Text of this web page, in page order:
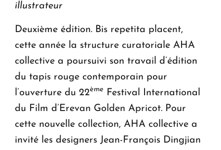
illustrateur
Deuxième édition. Bis repetita placent,
cette année la structure curatoriale AHA
collective a poursuivi son travail d’édition
du tapis rouge contemporain pour
l’ouverture du 22ème
Festival International
du Film d’Erevan Golden Apricot. Pour
cette nouvelle collection, AHA collective a
invité les designers Jean-François Dingjian